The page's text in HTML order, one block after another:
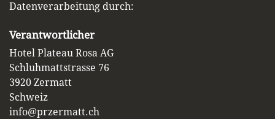
Datenverarbeitung durch:
Verantwortlicher
Hotel Plateau Rosa AG
Schluhmattstrasse 76
3920 Zermatt
Schweiz
info@przermatt.ch